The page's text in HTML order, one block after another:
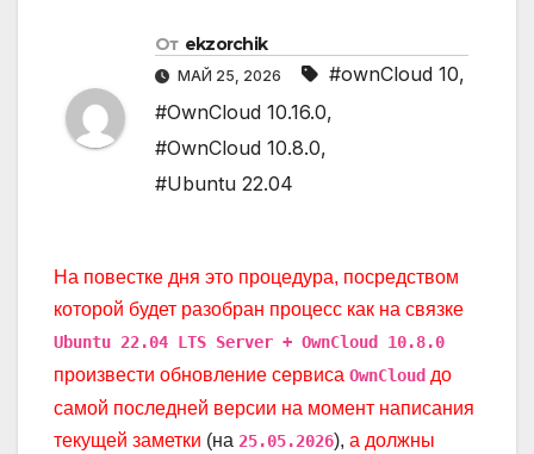
От ekzorchik
МАЙ 25, 2026 #ownCloud 10,
#OwnCloud 10.16.0,
#OwnCloud 10.8.0,
#Ubuntu 22.04
На повестке дня это процедура, посредством
которой будет разобран процесс как на связке
Ubuntu 22.04 LTS Server + OwnCloud 10.8.0
произвести обновление сервиса OwnCloud до
самой последней версии на момент написания
текущей заметки (на 25.05.2026), а должны